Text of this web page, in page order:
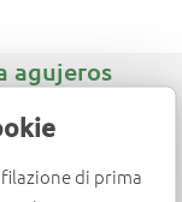
di prima
agujeros
de los
ciegos en